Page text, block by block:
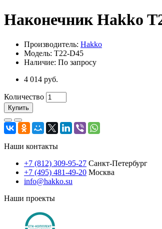
Наконечник Hakko
Производитель: Hakko
Модель: T22-D45
Наличие: По запросу
4 014 руб.
Количество
Купить
Наши контакты
+7 (812) 309-95-27 Санкт-Петербург
+7 (495) 481-49-20 Москва
info@hakko.su
Наши проекты